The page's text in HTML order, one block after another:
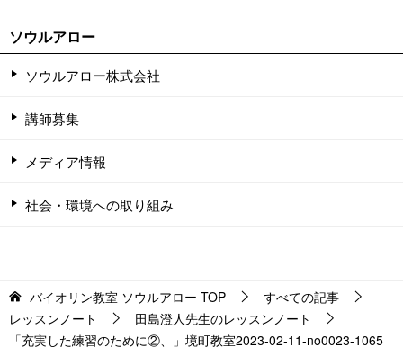
ソウルアロー
ソウルアロー株式会社
講師募集
メディア情報
社会・環境への取り組み
バイオリン教室 ソウルアロー TOP
すべての記事
レッスンノート
田島澄人先生のレッスンノート
「充実した練習のために②、」境町教室2023-02-11-­no0023-­1065